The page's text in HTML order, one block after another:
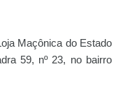
Maçônica do Estado
59, nº 23, no bairro